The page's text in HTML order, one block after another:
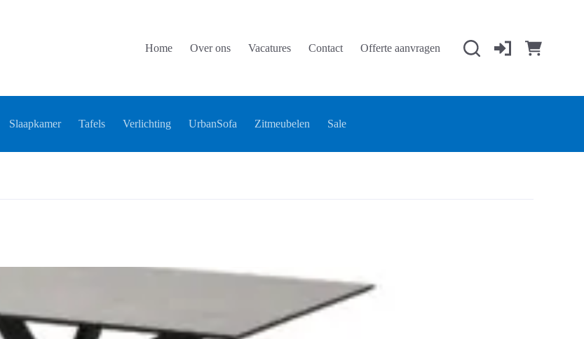
Home Over ons Vacatures Contact Offerte aanvragen
Slaapkamer Tafels Verlichting UrbanSofa Zitmeubelen Sale